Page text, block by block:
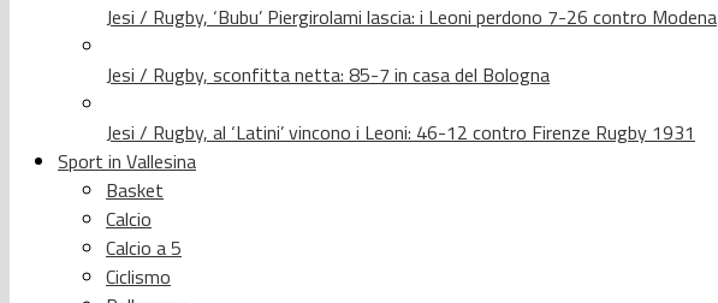
Jesi / Rugby, ‘Bubu’ Piergirolami lascia: i Leoni perdono 7-26 contro Modena
Jesi / Rugby, sconfitta netta: 85-7 in casa del Bologna
Jesi / Rugby, al ‘Latini’ vincono i Leoni: 46-12 contro Firenze Rugby 1931
Sport in Vallesina
Basket
Calcio
Calcio a 5
Ciclismo